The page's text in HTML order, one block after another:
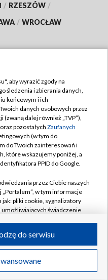
/ RZESZÓW /
/ WROCŁAW
TVP
S.A. w likwidacji
aby wyrazić zgody na
śledzenia i zbierania danych,
końcowym i ich
danych osobowych przez
(zwaną dalej również „TVP”),
oraz pozostałych Zaufanych
(w tym do
do Twoich zainteresowań i
które wskazujemy poniżej, a
PPID do Google.
przez Ciebie naszych
„Portalem”, w tym informacje
pliki cookie, sygnalizatory
świadczenie
przez Ciebie
jak adresy IP, identyfikatory
do serwisu